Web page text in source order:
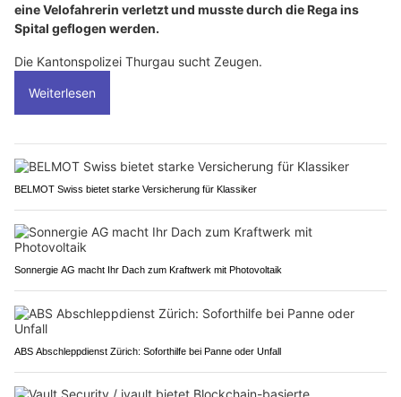
eine Velofahrerin verletzt und musste durch die Rega ins
Spital geflogen werden.
Die Kantonspolizei Thurgau sucht Zeugen.
Weiterlesen
BELMOT Swiss bietet starke Versicherung für Klassiker
Sonnergie AG macht Ihr Dach zum Kraftwerk mit Photovoltaik
ABS Abschleppdienst Zürich: Soforthilfe bei Panne oder Unfall